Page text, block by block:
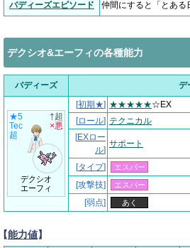
バディーズエピソード 仲間にすると「とある
デクシオ&エーフィの各種能力
バディーズ デ
★5
Tec
超
デクシオ
エーフィ
†超
×悪
[初期★] ★★★★★☆EX
[ロール] テクニカル
[EXロー
ル]
サポート
[タイプ] エスパー
[攻撃技] エスパー
[弱点] あく
能力値】